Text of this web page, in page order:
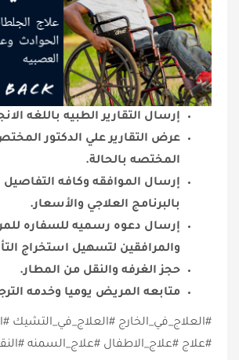
إرسال التقارير الطبيه باللغه
عرض التقارير علي الدكتور
المختصه بالحالة.
إرسال الموافقه وكافه
بالبرنامج العلاجي والأسعار.
إرسال دعوه رسميه للسفاره
والمرافقين لتسهيل استخراج
حجز الغرفه والنقل من المطار.
متابعه المريض يوميا وخدمه
#العلاج_في_الخارج #العلاج_في_التشيك
#علاج #علاج_الاطفال #علاج_السمنه